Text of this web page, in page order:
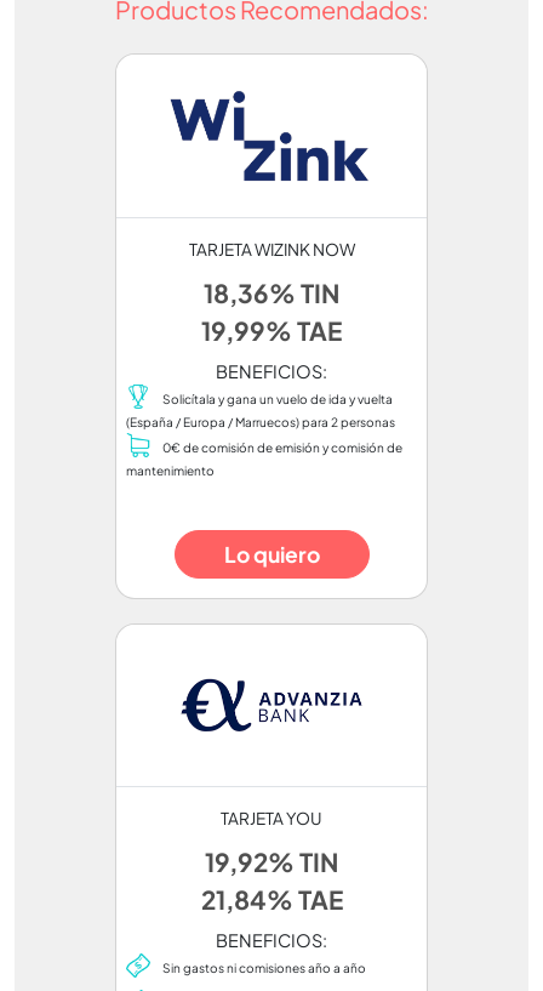
Productos Recomendados:
TARJETA WIZINK NOW
18,36% TIN
19,99% TAE
BENEFICIOS:
Solicítala y gana un vuelo de ida y vuelta
(España / Europa / Marruecos) para 2 personas
0€ de comisión de emisión y comisión de
mantenimiento
Lo quiero
TARJETA YOU
19,92% TIN
21,84% TAE
BENEFICIOS:
Sin gastos ni comisiones año a año